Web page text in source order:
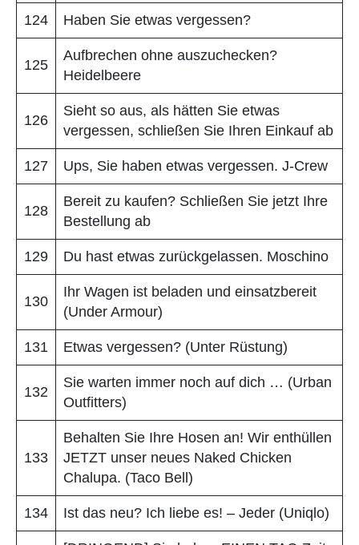
124 Haben Sie etwas vergessen?
125
Aufbrechen ohne auszuchecken?
Heidelbeere
126
Sieht so aus, als hätten Sie etwas
vergessen, schließen Sie Ihren Einkauf ab
127 Ups, Sie haben etwas vergessen. J-Crew
128
Bereit zu kaufen? Schließen Sie jetzt Ihre
Bestellung ab
129 Du hast etwas zurückgelassen. Moschino
130
Ihr Wagen ist beladen und einsatzbereit
(Under Armour)
131 Etwas vergessen? (Unter Rüstung)
132
Sie warten immer noch auf dich … (Urban
Outfitters)
133
Behalten Sie Ihre Hosen an! Wir enthüllen
JETZT unser neues Naked Chicken
Chalupa. (Taco Bell)
134 Ist das neu? Ich liebe es! – Jeder (Uniqlo)